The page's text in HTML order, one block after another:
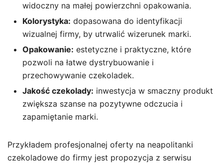
widoczny na małej powierzchni opakowania.
Kolorystyka: dopasowana do identyfikacji
wizualnej firmy, by utrwalić wizerunek marki.
Opakowanie: estetyczne i praktyczne, które
pozwoli na łatwe dystrybuowanie i
przechowywanie czekoladek.
Jakość czekolady: inwestycja w smaczny produkt
zwiększa szanse na pozytywne odczucia i
zapamiętanie marki.
Przykładem profesjonalnej oferty na neapolitanki
czekoladowe do firmy jest propozycja z serwisu